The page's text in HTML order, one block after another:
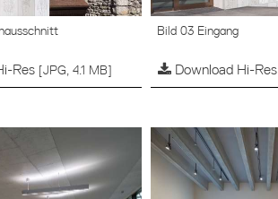
Res [JPG, 4.1 MB]
Bild 03 Eingang
Download Hi-Res